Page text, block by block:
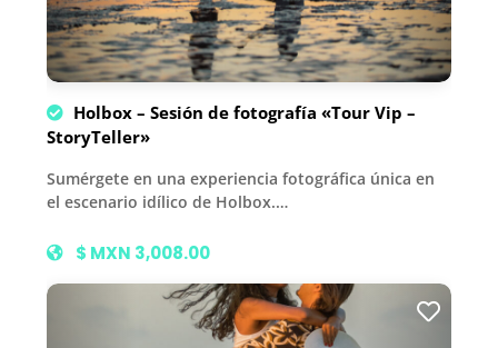
Holbox – Sesión de fotografía «Tour Vip –
StoryTeller»
Sumérgete en una experiencia fotográfica única en
el escenario idílico de Holbox.…
$ MXN 3,008.00